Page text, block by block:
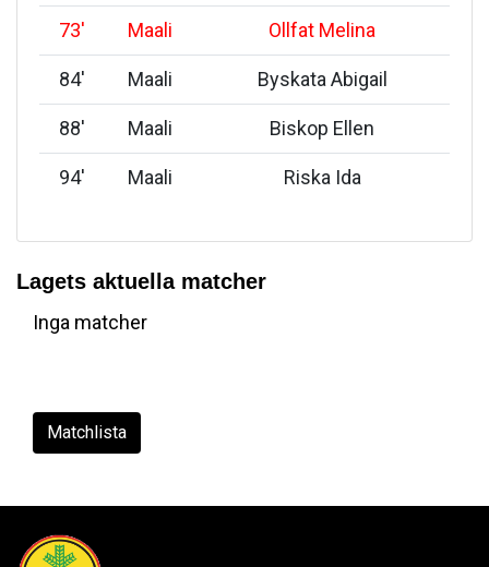
73' Maali Ollfat Melina
84' Maali Byskata Abigail
88' Maali Biskop Ellen
94' Maali Riska Ida
Lagets aktuella matcher
Inga matcher
Matchlista